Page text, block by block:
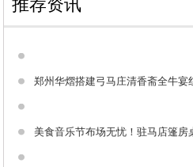
推荐资讯
郑州华熠搭建弓马庄清香斋全牛宴
美食音乐节布场无忧！驻马店篷房